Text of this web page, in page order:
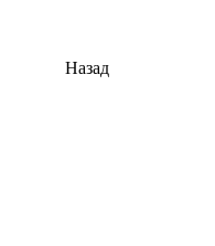
Назад